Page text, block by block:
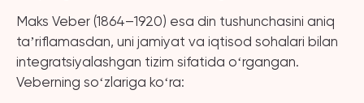
Maks Veber (1864–1920) esa din tushunchasini aniq
taʼriflamasdan, uni jamiyat va iqtisod sohalari bilan
integratsiyalashgan tizim sifatida oʻrgangan.
Veberning soʻzlariga koʻra: